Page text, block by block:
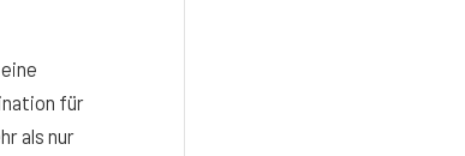
für
als nur